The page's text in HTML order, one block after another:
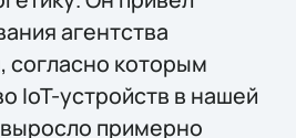
агентства
согласно которым
IoT-устройств в нашей
выросло примерно